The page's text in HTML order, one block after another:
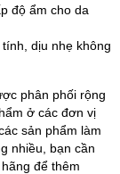
độ ẩm cho da
dịu nhẹ không
phân phối rộng
ở các đơn vị
sản phẩm làm
nhiều, bạn cần
để thêm